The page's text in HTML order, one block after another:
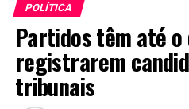
POLÍTICA
Partidos têm até o
registrarem
tribunais